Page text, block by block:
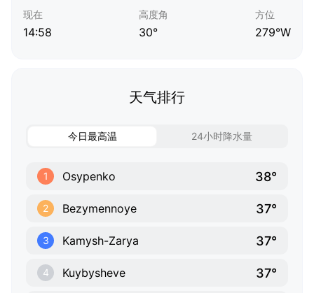
现在
14:58
高度角
30°
方位
279°W
天气排行
今日最高温 24小时降水量
1 Osypenko 38°
2 Bezymennoye 37°
3 Kamysh-Zarya 37°
4 Kuybysheve 37°